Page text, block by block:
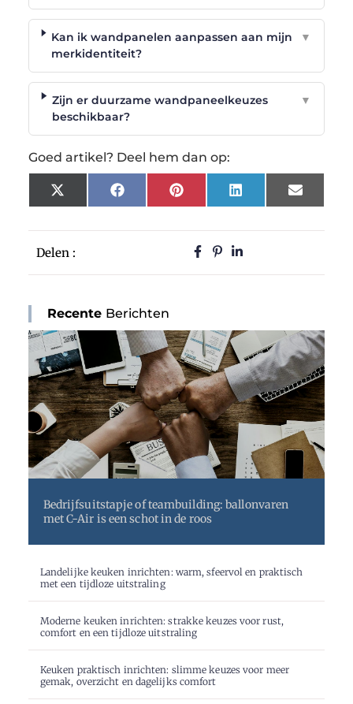
Delen :
Recente Berichten
Bedrijfsuitstapje of teambuilding: ballonvaren
met C-Air is een schot in de roos
Landelijke keuken inrichten: warm, sfeervol en praktisch
met een tijdloze uitstraling
Moderne keuken inrichten: strakke keuzes voor rust,
comfort en een tijdloze uitstraling
Keuken praktisch inrichten: slimme keuzes voor meer
gemak, overzicht en dagelijks comfort
Kan ik wandpanelen aanpassen aan mijn
merkidentiteit?
▼
Zijn er duurzame wandpaneelkeuzes
beschikbaar?
▼
Goed artikel? Deel hem dan op:
X
(Twitter)
FacebookPinterest LinkedIn Email